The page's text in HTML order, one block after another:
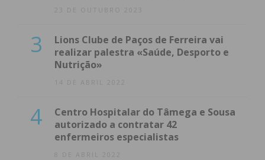
23 DE OUTUBRO 2023
3
Lions Clube de Paços de Ferreira vai
realizar palestra «Saúde, Desporto e
Nutrição»
14 DE ABRIL 2022
4
Centro Hospitalar do Tâmega e Sousa
autorizado a contratar 42
enfermeiros especialistas
8 DE ABRIL 2022